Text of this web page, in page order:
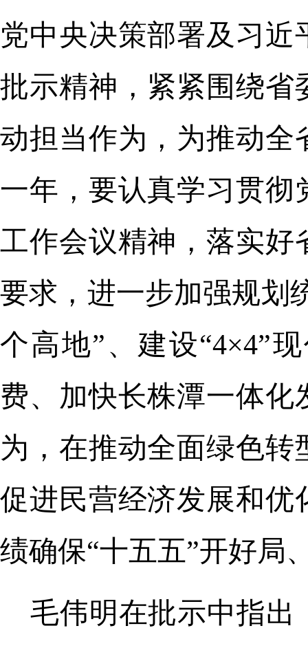
党中央决策部署及习
批示精神，紧紧围绕省
动担当作为，为推动全
一年，要认真学习贯
工作会议精神，落实好
要求，进一步加强规划
个高地”、建设“4×4”
费、加快长株潭一体
为，在推动全面绿色
促进民营经济发展和优
绩确保“十五五”开好局
毛伟明在批示中指出